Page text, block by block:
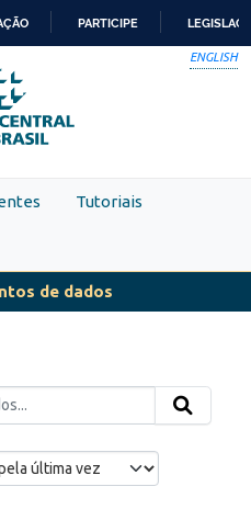
PARA
O
CONTEÚDO
PARTICIPE
ENGLISH
Tutoriais
de dados